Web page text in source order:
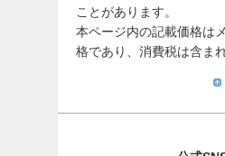
ことがあります。
本ページ内の記載価格は
格であり、消費税は含ま